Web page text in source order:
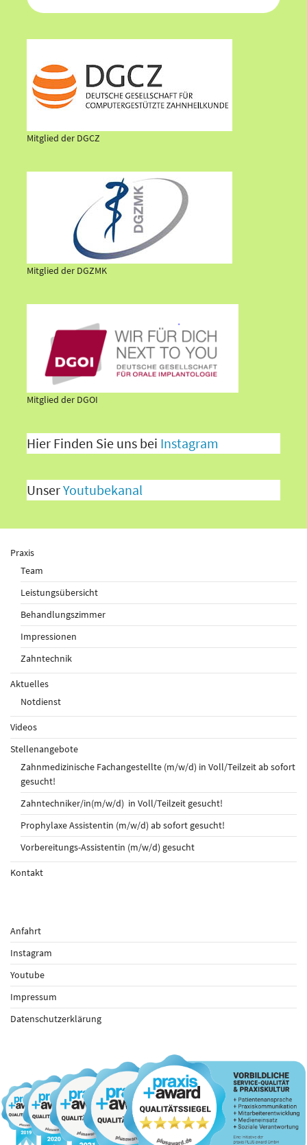
Mitglied der DGCZ
Mitglied der DGZMK
Mitglied der DGOI
Hier Finden Sie uns bei Instagram
UnserYoutubekanal
Praxis
Team
Leistungsübersicht
Behandlungszimmer
Impressionen
Zahntechnik
Aktuelles
Notdienst
Videos
Stellenangebote
Zahnmedizinische Fachangestellte (m/w/d) in Voll/Teilzeit ab sofort
gesucht!
Zahntechniker/in(m/w/d) in Voll/Teilzeit gesucht!
Prophylaxe Assistentin (m/w/d) ab sofort gesucht!
Vorbereitungs-Assistentin (m/w/d) gesucht
Kontakt
Anfahrt
Instagram
Youtube
Impressum
Datenschutzerklärung